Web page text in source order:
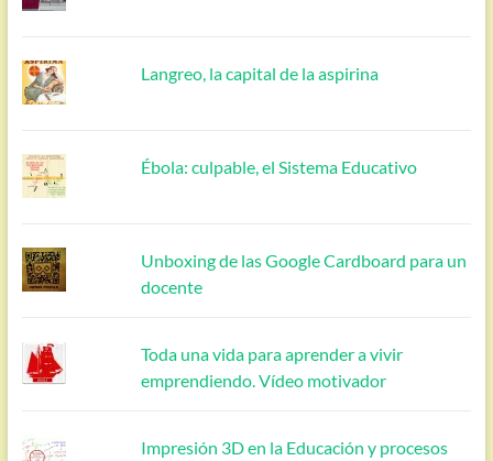
Langreo, la capital de la aspirina
Ébola: culpable, el Sistema Educativo
Unboxing de las Google Cardboard para un
docente
Toda una vida para aprender a vivir
emprendiendo. Vídeo motivador
Impresión 3D en la Educación y procesos